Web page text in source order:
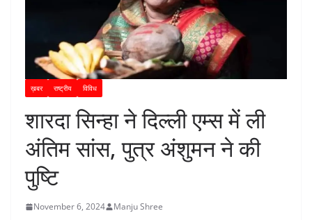
ख़बर राष्ट्रीय विविध
शारदा सिन्हा ने दिल्ली एम्स में ली
अंतिम सांस, पुत्र अंशुमन ने की
पुष्टि
November 6, 2024 Manju Shree